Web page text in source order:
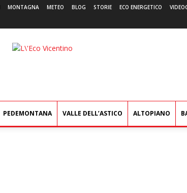
MONTAGNA METEO BLOG STORIE ECO ENERGETICO
L'Eco
PEDEMONTANA VALLE DELL’ASTICO ALTOPIANO